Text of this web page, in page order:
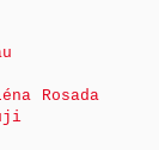
Rosada